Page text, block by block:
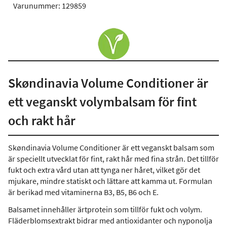
Varunummer: 129859
Skøndinavia Volume Conditioner är
ett veganskt volymbalsam för fint
och rakt hår
Skøndinavia Volume Conditioner är ett veganskt balsam som
är speciellt utvecklat för fint, rakt hår med fina strån. Det tillför
fukt och extra vård utan att tynga ner håret, vilket gör det
mjukare, mindre statiskt och lättare att kamma ut. Formulan
är berikad med vitaminerna B3, B5, B6 och E.
Balsamet innehåller ärtprotein som tillför fukt och volym.
Fläderblomsextrakt bidrar med antioxidanter och nyponolja